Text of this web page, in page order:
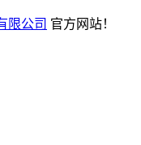
限公司 官方网站！